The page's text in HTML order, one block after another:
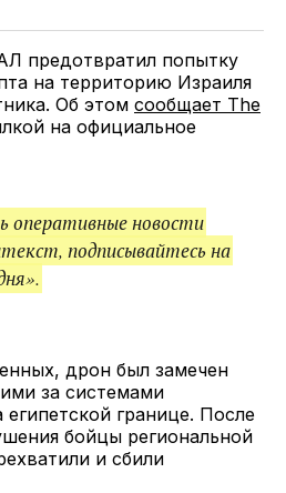
предотвратил попытку
на территорию Израиля
Об этом сообщает The
на официальное
оперативные новости
подписывайтесь на
дрон был замечен
за системами
границе. После
бойцы региональной
и сбили